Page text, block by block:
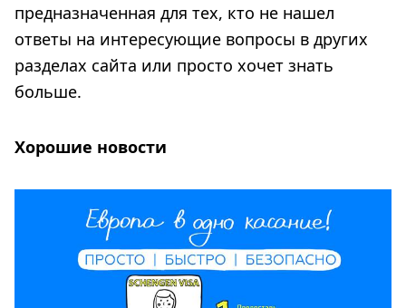
предназначенная для тех, кто не нашел
ответы на интересующие вопросы в других
разделах сайта или просто хочет знать
больше.
Хорошие новости